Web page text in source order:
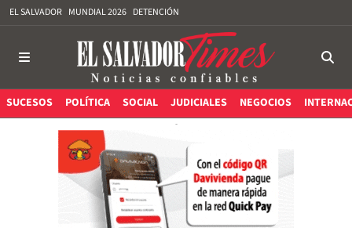
EL SALVADOR MUNDIAL 2026 DETENCIÓN
SUCESOS POLÍTICA SOCIAL JUDICIALES NEGOCIOS